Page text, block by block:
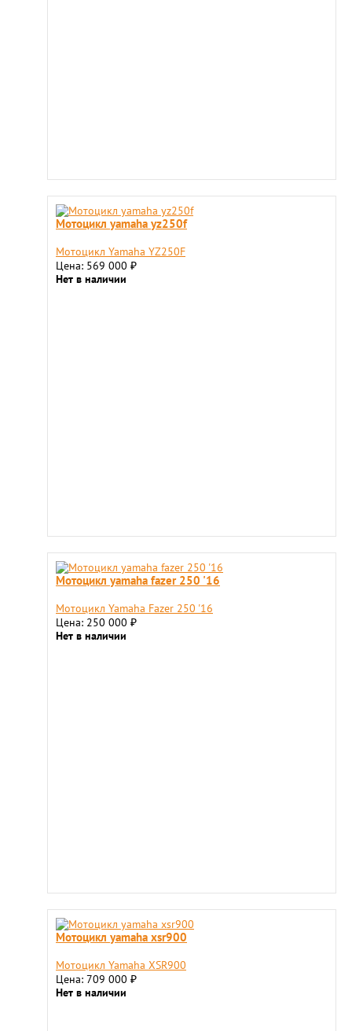
Мотоцикл yamaha yz250f
Мотоцикл Yamaha YZ250F
Цена: 569 000 ₽
Нет в наличии
Мотоцикл yamaha fazer 250 '16
Мотоцикл Yamaha Fazer 250 '16
Цена: 250 000 ₽
Нет в наличии
Мотоцикл yamaha xsr900
Мотоцикл Yamaha XSR900
Цена: 709 000 ₽
Нет в наличии